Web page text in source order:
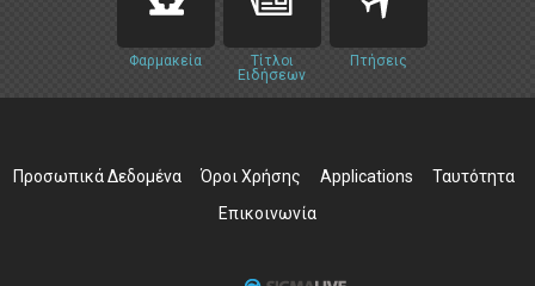
Φαρμακεία
Τίτλοι
Ειδήσεων
Πτήσεις
Προσωπικά Δεδομένα Όροι Χρήσης Applications
Ταυτότητα
Επικοινωνία